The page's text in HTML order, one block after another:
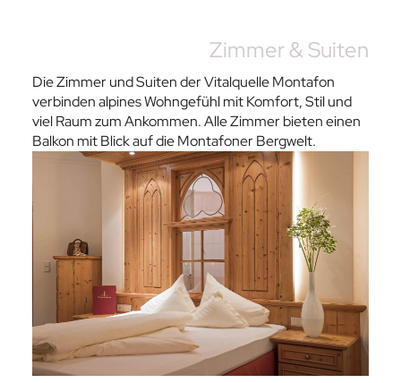
Zimmer & Suiten
Die Zimmer und Suiten der Vitalquelle Montafon
verbinden alpines Wohngefühl mit Komfort, Stil und
viel Raum zum Ankommen. Alle Zimmer bieten einen
Balkon mit Blick auf die Montafoner Bergwelt.